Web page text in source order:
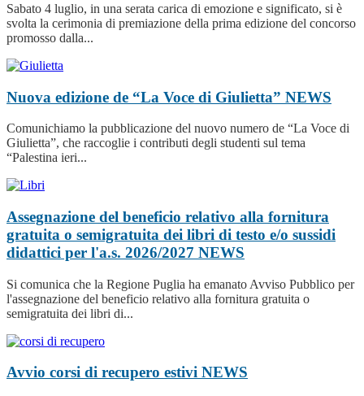
Sabato 4 luglio, in una serata carica di emozione e significato, si è
svolta la cerimonia di premiazione della prima edizione del concorso
promosso dalla...
Nuova edizione de “La Voce di Giulietta” NEWS
Comunichiamo la pubblicazione del nuovo numero de “La Voce di
Giulietta”, che raccoglie i contributi degli studenti sul tema
“Palestina ieri...
Assegnazione del beneficio relativo alla fornitura
gratuita o semigratuita dei libri di testo e/o sussidi
didattici per l'a.s. 2026/2027 NEWS
Si comunica che la Regione Puglia ha emanato Avviso Pubblico per
l'assegnazione del beneficio relativo alla fornitura gratuita o
semigratuita dei libri di...
Avvio corsi di recupero estivi NEWS